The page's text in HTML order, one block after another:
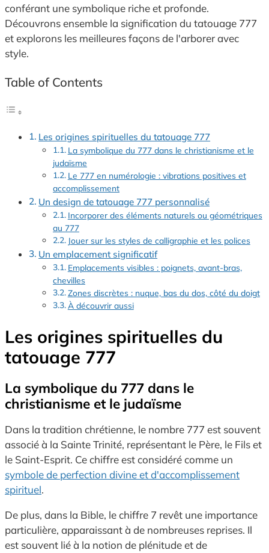
conférant une symbolique riche et profonde.
Découvrons ensemble la signification du tatouage 777
et explorons les meilleures façons de l'arborer avec
style.
Table of Contents
Les origines spirituelles du tatouage 777
La symbolique du 777 dans le christianisme et le
judaïsme
Le 777 en numérologie : vibrations positives et
accomplissement
Un design de tatouage 777 personnalisé
Incorporer des éléments naturels ou géométriques
au 777
Jouer sur les styles de calligraphie et les polices
Un emplacement significatif
Emplacements visibles : poignets, avant-bras,
chevilles
Zones discrètes : nuque, bas du dos, côté du doigt
À découvrir aussi
Les origines spirituelles du
tatouage 777
La symbolique du 777 dans le
christianisme et le judaïsme
Dans la tradition chrétienne, le nombre 777 est souvent
associé à la SainteTrinité, représentant le Père, le Fils et
le Saint-Esprit. Ce chiffre est considéré comme un
symbole de perfection divine et d'accomplissement
spirituel.
De plus, dans la Bible, le chiffre 7 revêt une importance
particulière, apparaissant à de nombreuses reprises. Il
est souvent lié à la notion de plénitude et de